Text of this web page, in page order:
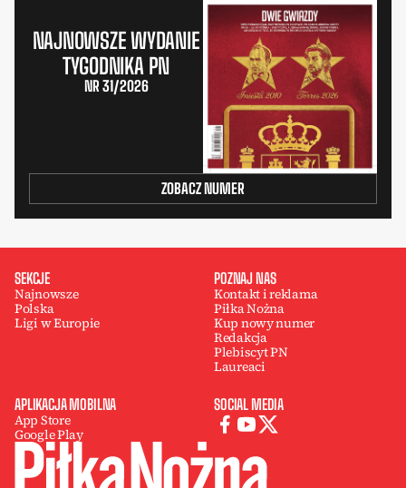
NAJNOWSZE WYDANIE
TYGODNIKA PN
NR 31/2026
ZOBACZ NUMER
SEKCJE
Najnowsze
Polska
Ligi w Europie
POZNAJ NAS
Kontakt i reklama
Piłka Nożna
Kup nowy numer
Redakcja
Plebiscyt PN
Laureaci
APLIKACJA MOBILNA
App Store
Google Play
SOCIAL MEDIA